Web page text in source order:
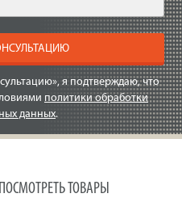
я подтверждаю, что
политики обработки
данных.
ТОВАРЫ